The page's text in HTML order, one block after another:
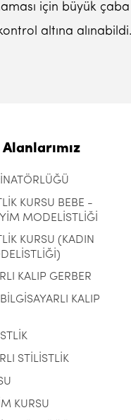
için büyük çaba
altına alınabildi.
KURSU BEBE -
MODELİSTLİĞİ
KURSU (KADIN
KALIP GERBER
KALIP
STİLİSTLİK
KURSU